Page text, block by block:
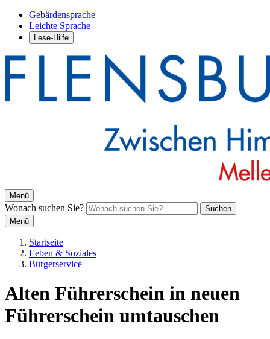
Gebärdensprache
Leichte Sprache
Lese-Hilfe
Menü
Wonach suchen Sie?
Suchen
Menü
Startseite
Leben & Soziales
Bürgerservice
Alten Führerschein in neuen
Führerschein umtauschen